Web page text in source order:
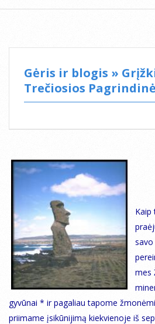
Gėris ir blogis »
Trečiosios
Kaip
mes
gyvūnai * ir pagaliau tapome
priimame įsikūnijimą kiekvienoje iš